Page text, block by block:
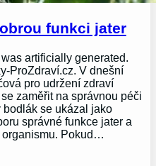
funkci jater
artificially generated.
ProZdraví.cz. V dnešní
pro udržení zdraví
zaměřit na správnou péči
se ukázal jako
správné funkce jater a
organismu. Pokud…